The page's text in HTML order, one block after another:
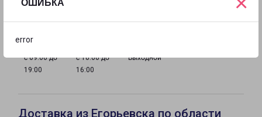
ОШИБКА
error
с 09:00 до
с 09:00 до
19:00
с 10:00 до
16:00
Выходной
Доставка из Егорьевска по области